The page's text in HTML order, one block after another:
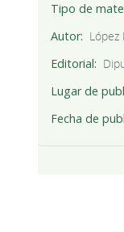
Tipo de
Autor
López
Editorial
Lugar de
Fecha de